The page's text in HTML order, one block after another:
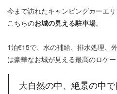
今まで訪れたキャンピングカーエ
こちらのお城の見える駐車場。
1泊€15で、水の補給、排水処理、
は豪華なお城が見える最高のロケー
大自然の中、絶景の中